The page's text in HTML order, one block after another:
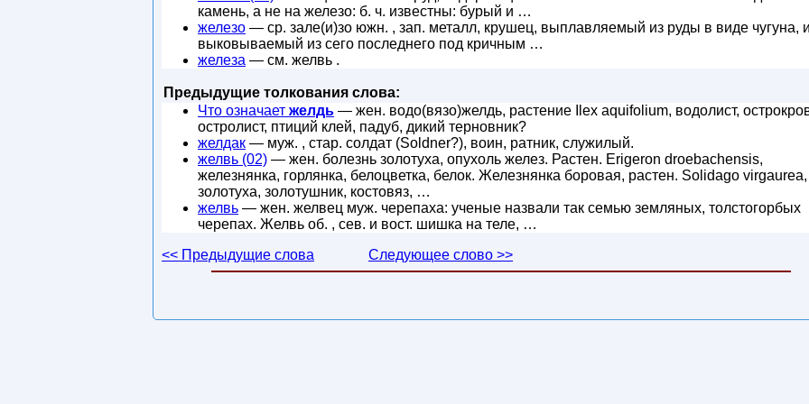
камень, а не на железо: б. ч. известны: бурый и …
железо — ср. зале(и)зо южн. , зап. металл, крушец, выплавляемый из руды в виде чугуна,
выковываемый из сего последнего под кричным …
железа — см. желвь .
Предыдущие толкования слова:
Что означает желдь — жен. водо(вязо)желдь, растение Ilex aquifolium, водолист,
остролист, птиций клей, падуб, дикий терновник?
желдак — муж. , стар. солдат (Soldner?), воин, ратник, служилый.
желвь (02) — жен. болезнь золотуха, опухоль желез. Растен. Erigeron droebachensis,
железнянка, горлянка, белоцветка, белок. Железнянка боровая, растен. Solidago virgaurea,
золотуха, золотушник, костовяз, …
желвь — жен. желвец муж. черепаха: ученые назвали так семью земляных, толстогорбых
черепах. Желвь об. , сев. и вост. шишка на теле, …
<< Предыдущие слова
Следующее слово >>